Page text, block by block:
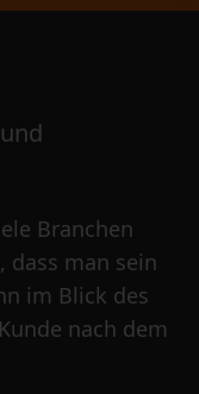
Branchen
dass man sein
im Blick des
nach dem